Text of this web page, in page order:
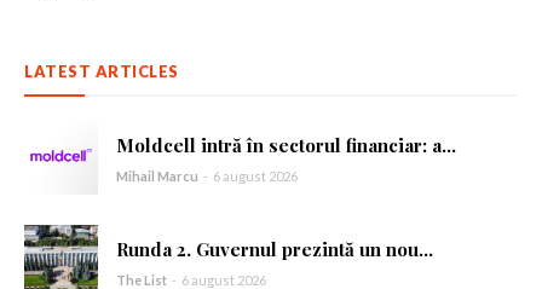
LATEST ARTICLES
Moldcell intră în sectorul financiar: a...
Mihail Marcu - 6 august 2026
Runda 2. Guvernul prezintă un nou...
The List - 6 august 2026